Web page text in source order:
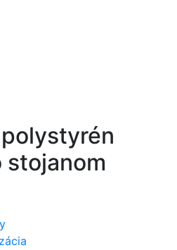
stojanom